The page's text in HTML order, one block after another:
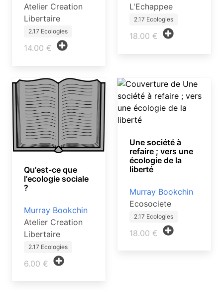
Atelier Creation
Libertaire
2.17 Ecologies
14.00 €
L'Echappee
2.17 Ecologies
18.00 €
Qu'est-ce que
l'ecologie sociale
?
Murray Bookchin
Atelier Creation
Libertaire
2.17 Ecologies
6.00 €
Une société à
refaire ; vers une
écologie de la
liberté
Murray Bookchin
Ecosociete
2.17 Ecologies
18.00 €